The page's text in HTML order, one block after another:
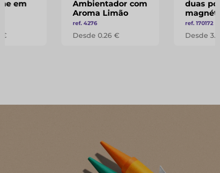
em
€
Ambientador com
Aroma Limão
ref. 4276
Desde 0.26 €
duas
ref. 170172
Desde